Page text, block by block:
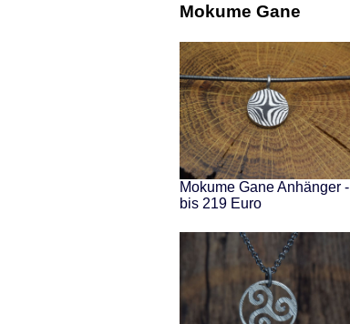
Mokume Gane
Mokume Gane Anhänger -
bis 219 Euro